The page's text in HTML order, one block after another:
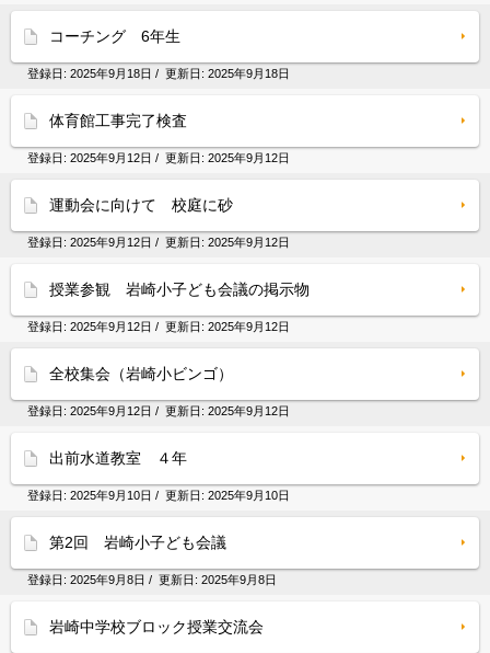
コーチング 6年生
登録日: 2025年9月18日 / 更新日: 2025年9月18日
体育館工事完了検査
登録日: 2025年9月12日 / 更新日: 2025年9月12日
運動会に向けて 校庭に砂
登録日: 2025年9月12日 / 更新日: 2025年9月12日
授業参観 岩崎小子ども会議の掲示物
登録日: 2025年9月12日 / 更新日: 2025年9月12日
全校集会（岩崎小ビンゴ）
登録日: 2025年9月12日 / 更新日: 2025年9月12日
出前水道教室 ４年
登録日: 2025年9月10日 / 更新日: 2025年9月10日
第2回 岩崎小子ども会議
登録日: 2025年9月8日 / 更新日: 2025年9月8日
岩崎中学校ブロック授業交流会